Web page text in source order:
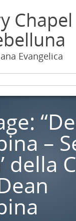
Chapel
Evangelica
–
della